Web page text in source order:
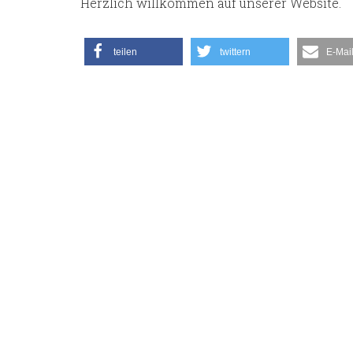
teilen twittern E-Mail